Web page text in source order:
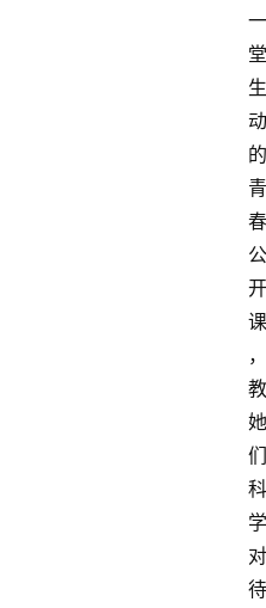
一
堂
生
动
的
青
春
公
开
课
，
教
她
们
科
学
对
待